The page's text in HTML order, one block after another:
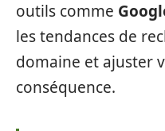
outils comme
les tendances de
domaine et ajuster
conséquence.